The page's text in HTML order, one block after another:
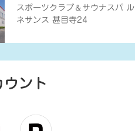
スポーツクラブ ＆ サウナスパ ル
ネサンス 甚目寺24
ント